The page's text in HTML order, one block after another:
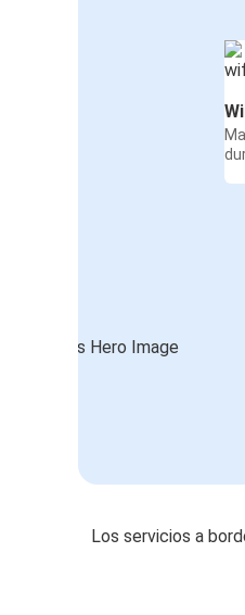
Los servicios a